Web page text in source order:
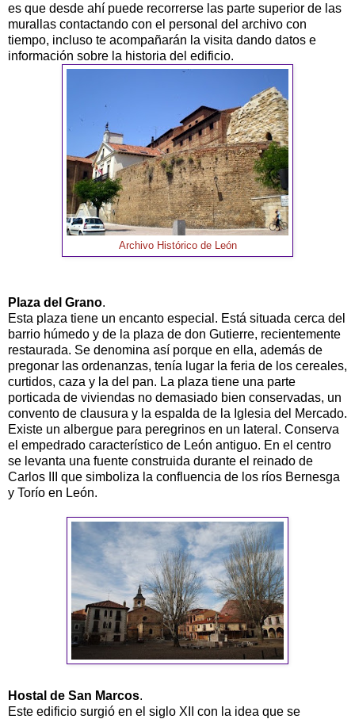
es que desde ahí puede recorrerse las parte superior de las
murallas contactando con el personal del archivo con
tiempo, incluso te acompañarán la visita dando datos e
información sobre la historia del edificio.
Archivo Histórico de León
Plaza del Grano.
Esta plaza tiene un encanto especial. Está situada cerca del
barrio húmedo y de la plaza de don Gutierre, recientemente
restaurada. Se denomina así porque en ella, además de
pregonar las ordenanzas, tenía lugar la feria de los cereales,
curtidos, caza y la del pan. La plaza tiene una parte
porticada de viviendas no demasiado bien conservadas, un
convento de clausura y la espalda de la Iglesia del Mercado.
Existe un albergue para peregrinos en un lateral. Conserva
el empedrado característico de León antiguo. En el centro
se levanta una fuente construida durante el reinado de
Carlos III que simboliza la confluencia de los ríos Bernesga
y Torío en León.
Hostal de San Marcos.
Este edificio surgió en el siglo XII con la idea que se